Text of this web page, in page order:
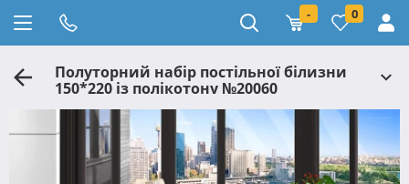
- 0
Полуторний набір постільної білизни
150*220 із полікотону №20060
Черешенька™